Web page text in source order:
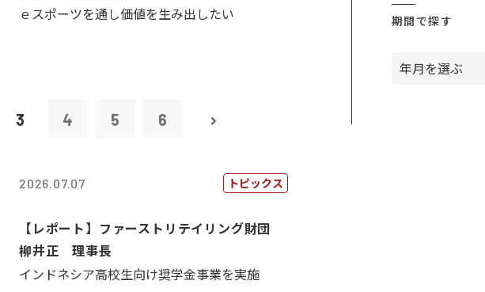
ｅスポーツを通し価値を生み出したい
3 4 5 6
2026.07.07 トピックス
【レポート】ファーストリテイリング財団
柳井正 理事長
インドネシア高校生向け奨学金事業を実施
期間で探す
年月を選ぶ